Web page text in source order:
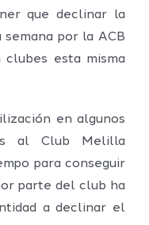
que declinar la
por la ACB
esta misma
en algunos
al Club Melilla
para conseguir
parte del club ha
a declinar el